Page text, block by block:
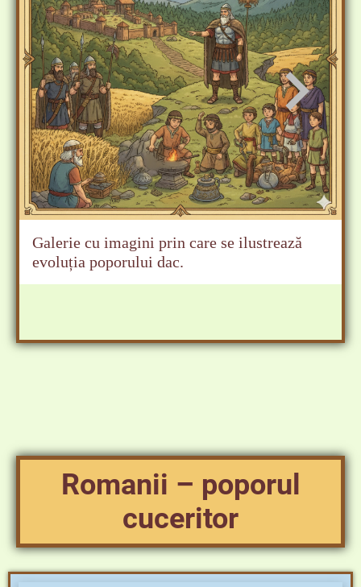
Galerie cu imagini prin care se ilustrează
evoluția poporului dac.
Romanii – poporul
cuceritor